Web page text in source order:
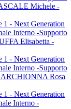
Michele -
- Next Generation
Interno -Supporto
Elisabetta -
- Next Generation
Interno -Supporto
Rosa
- Next Generation
Interno -